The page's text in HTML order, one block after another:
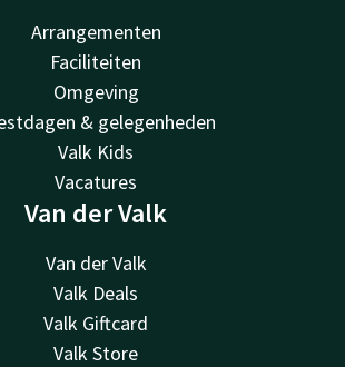
Arrangementen
Faciliteiten
Omgeving
& gelegenheden
Valk Kids
Vacatures
Van der Valk
Van der Valk
Valk Deals
Valk Giftcard
Valk Store